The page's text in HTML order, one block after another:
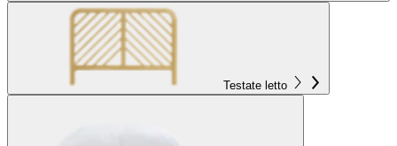
Testate letto